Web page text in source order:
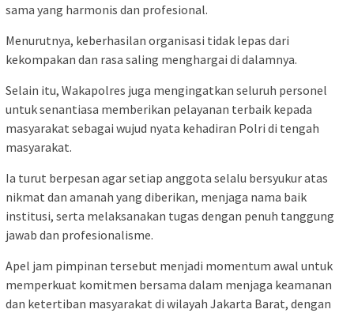
sama yang harmonis dan profesional.
Menurutnya, keberhasilan organisasi tidak lepas dari
kekompakan dan rasa saling menghargai di dalamnya.
Selain itu, Wakapolres juga mengingatkan seluruh personel
untuk senantiasa memberikan pelayanan terbaik kepada
masyarakat sebagai wujud nyata kehadiran Polri di tengah
masyarakat.
Ia turut berpesan agar setiap anggota selalu bersyukur atas
nikmat dan amanah yang diberikan, menjaga nama baik
institusi, serta melaksanakan tugas dengan penuh tanggung
jawab dan profesionalisme.
Apel jam pimpinan tersebut menjadi momentum awal untuk
memperkuat komitmen bersama dalam menjaga keamanan
dan ketertiban masyarakat di wilayah Jakarta Barat, dengan